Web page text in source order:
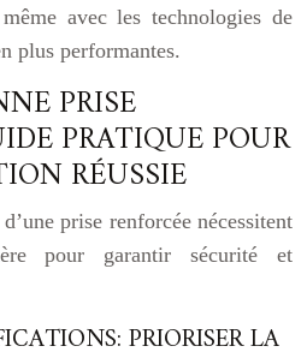
avec les technologies de
plus performantes.
PRISE
PRATIQUE POUR
RÉUSSIE
prise renforcée nécessitent
pour garantir sécurité et
PRIORISER LA